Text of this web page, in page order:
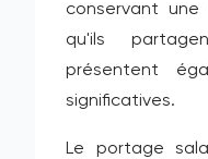
conservant une
qu'ils
présentent
significatives.
Le portage